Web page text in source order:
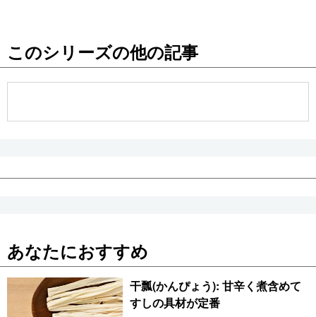
東京
このシリーズの他の記事
あなたにおすすめ
干瓢(かんぴょう): 甘辛く煮含めて
すしの具材が定番